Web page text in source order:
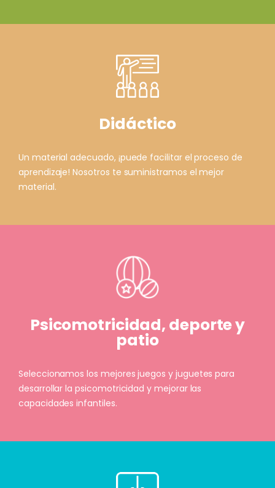
Didáctico
Un material adecuado, ¡puede facilitar el proceso de
aprendizaje! Nosotros te suministramos el mejor
material.
Psicomotricidad, deporte y
patio
Seleccionamos los mejores juegos y juguetes para
desarrollar la psicomotricidad y mejorar las
capacidades infantiles.